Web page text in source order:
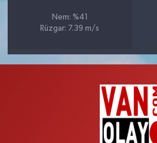
Nem: %41
Rüzgar: 7.39 m/s